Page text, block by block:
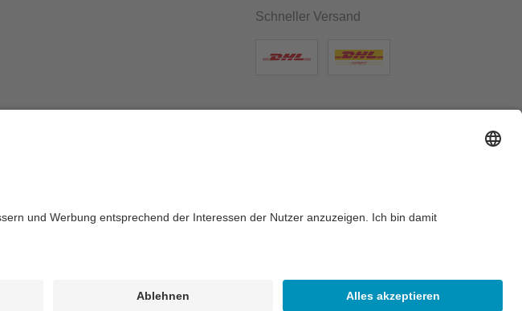
Schneller Versand
Ein gesonderter Ausweis der Umsatzsteuer für gebrauchte oder wiederaufbereitete